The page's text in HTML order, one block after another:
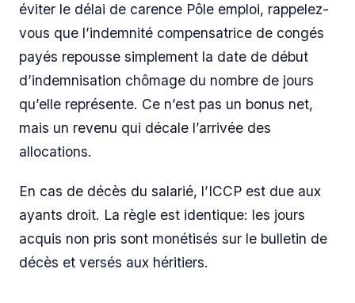
éviter le délai de carence Pôle emploi, rappelez-
vous que l’indemnité compensatrice de congés
payés repousse simplement la date de début
d’indemnisation chômage du nombre de jours
qu’elle représente. Ce n’est pas un bonus net,
mais un revenu qui décale l’arrivée des
allocations.
En cas de décès du salarié, l’ICCP est due aux
ayants droit. La règle est identique: les jours
acquis non pris sont monétisés sur le bulletin de
décès et versés aux héritiers.